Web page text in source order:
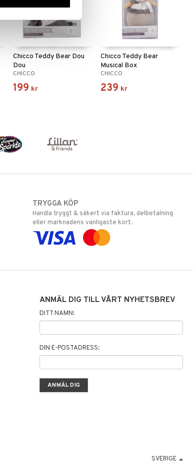
Chicco Teddy Bear Dou
Dou
CHICCO
199 kr
Chicco Teddy Bear
Musical Box
CHICCO
239 kr
TRYGGA KÖP
Handla tryggt & säkert via faktura, delbetalning
eller marknadens vanligaste kort.
ANMÄL DIG TILL VÅRT NYHETSBREV
DITT NAMN:
DIN E-POSTADRESS:
SVERIGE